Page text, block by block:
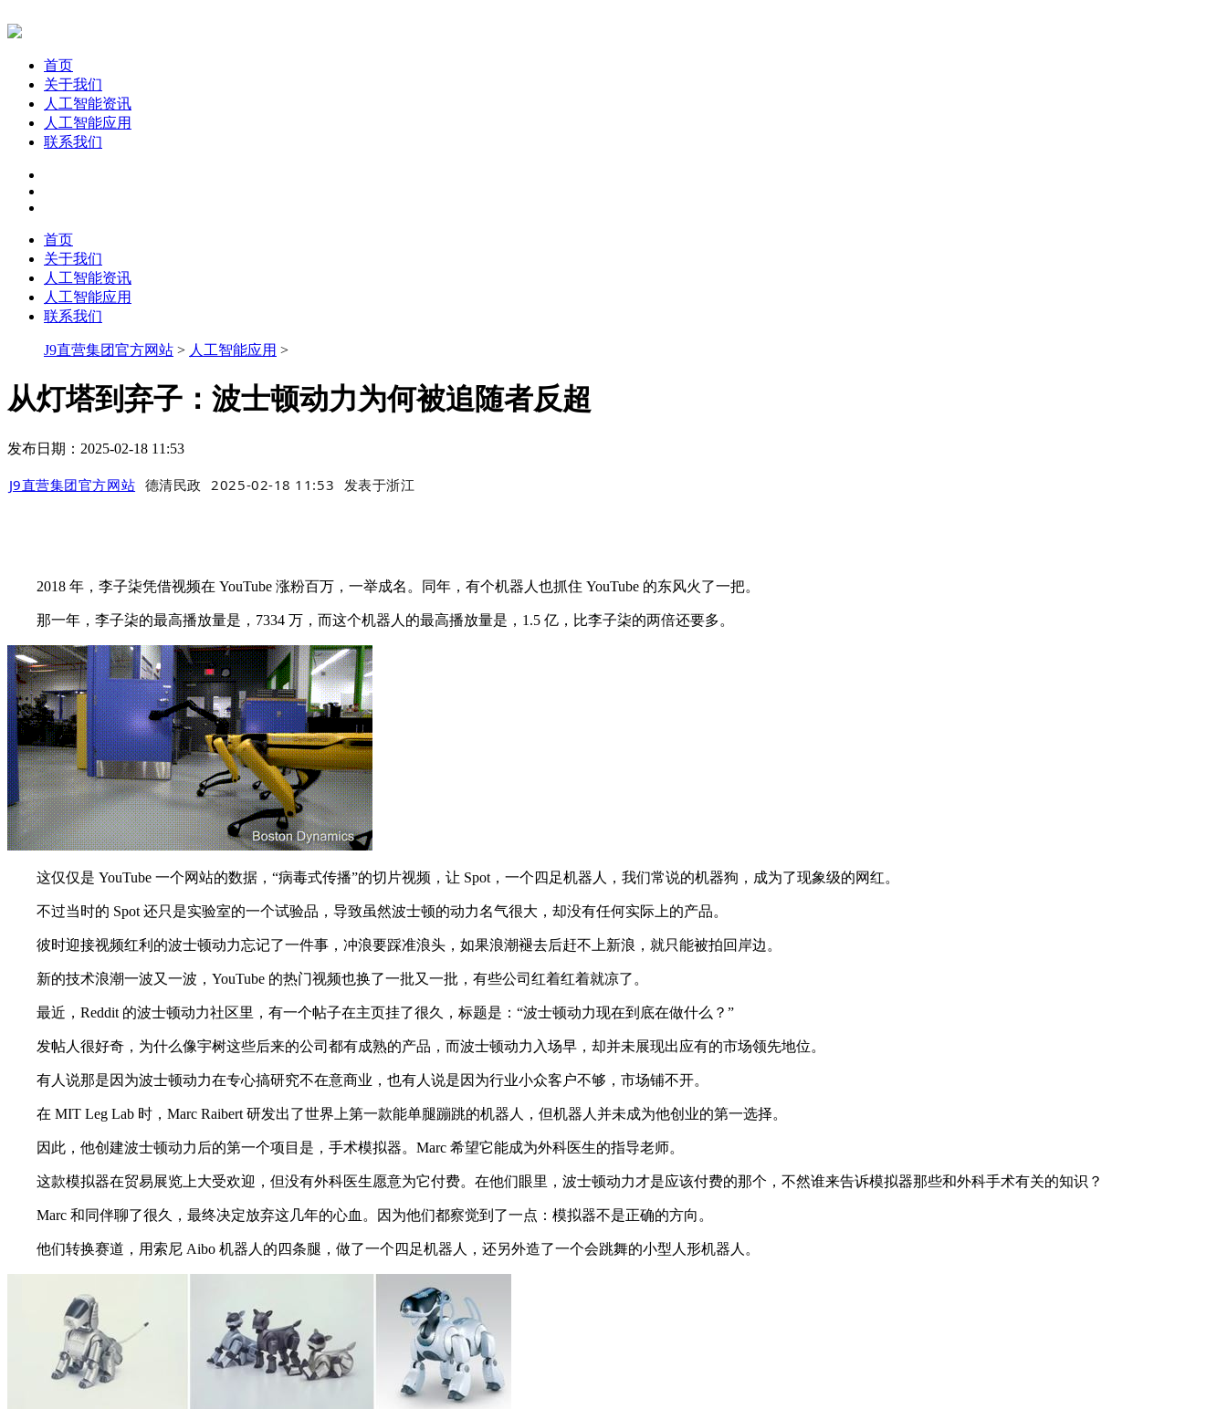
首页
关于我们
人工智能资讯
人工智能应用
联系我们
首页
关于我们
人工智能资讯
人工智能应用
联系我们
J9直营集团官方网站 > 人工智能应用 >
从灯塔到弃子：波士顿动力为何被追随者反超
发布日期：2025-02-18 11:53
J9直营集团官方网站 德清民政 2025-02-18 11:53 发表于浙江
2018 年，李子柒凭借视频在 YouTube 涨粉百万，一举成名。同年，有个机器人也抓住 YouTube 的东风火了一把。
那一年，李子柒的最高播放量是，7334 万，而这个机器人的最高播放量是，1.5 亿，比李子柒的两倍还要多。
这仅仅是 YouTube 一个网站的数据，“病毒式传播”的切片视频，让 Spot，一个四足机器人，我们常说的机器狗，成为了现象级的网红。
不过当时的 Spot 还只是实验室的一个试验品，导致虽然波士顿的动力名气很大，却没有任何实际上的产品。
彼时迎接视频红利的波士顿动力忘记了一件事，冲浪要踩准浪头，如果浪潮褪去后赶不上新浪，就只能被拍回岸边。
新的技术浪潮一波又一波，YouTube 的热门视频也换了一批又一批，有些公司红着红着就凉了。
最近，Reddit 的波士顿动力社区里，有一个帖子在主页挂了很久，标题是：“波士顿动力现在到底在做什么？”
发帖人很好奇，为什么像宇树这些后来的公司都有成熟的产品，而波士顿动力入场早，却并未展现出应有的市场领先地位。
有人说那是因为波士顿动力在专心搞研究不在意商业，也有人说是因为行业小众客户不够，市场铺不开。
在 MIT Leg Lab 时，Marc Raibert 研发出了世界上第一款能单腿蹦跳的机器人，但机器人并未成为他创业的第一选择。
因此，他创建波士顿动力后的第一个项目是，手术模拟器。Marc 希望它能成为外科医生的指导老师。
这款模拟器在贸易展览上大受欢迎，但没有外科医生愿意为它付费。在他们眼里，波士顿动力才是应该付费的那个，不然谁来告诉模拟器那些和外科手术有关的知识？
Marc 和同伴聊了很久，最终决定放弃这几年的心血。因为他们都察觉到了一点：模拟器不是正确的方向。
他们转换赛道，用索尼 Aibo 机器人的四条腿，做了一个四足机器人，还另外造了一个会跳舞的小型人形机器人。